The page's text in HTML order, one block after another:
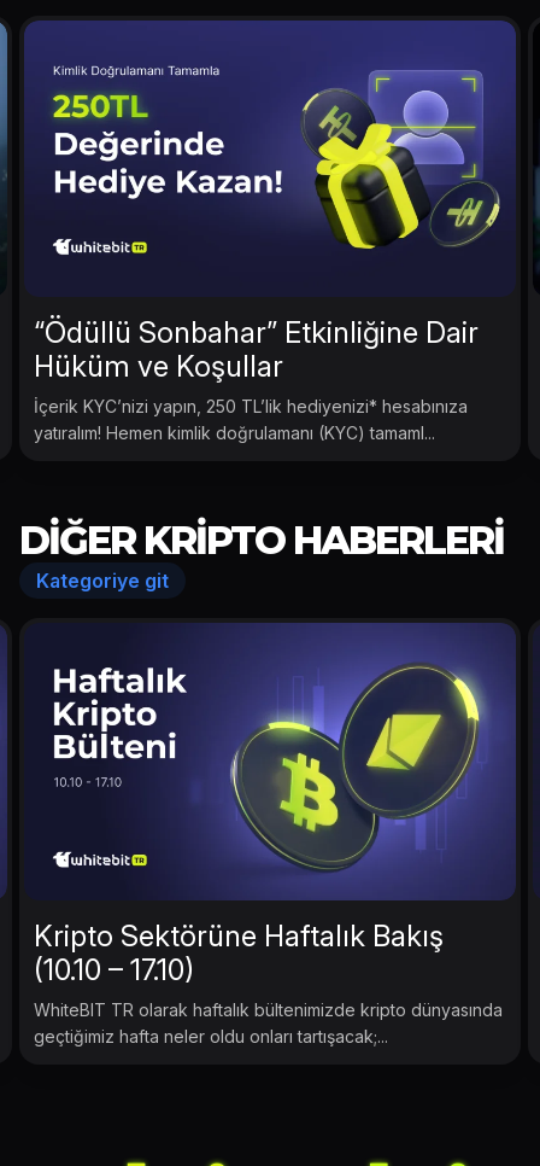
“Ödüllü Sonbahar” Etkinliğine Dair
Hüküm ve Koşullar
İçerik KYC’nizi yapın, 250 TL’lik hediyenizi* hesabınıza
yatıralım! Hemen kimlik doğrulamanı (KYC) tamaml...
DIĞER KRIPTO HABERLERI
Kategoriye git
Kripto Sektörüne Haftalık Bakış
(10.10 – 17.10)
WhiteBIT TR olarak haftalık bültenimizde kripto dünyasında
geçtiğimiz hafta neler oldu onları tartışacak;...